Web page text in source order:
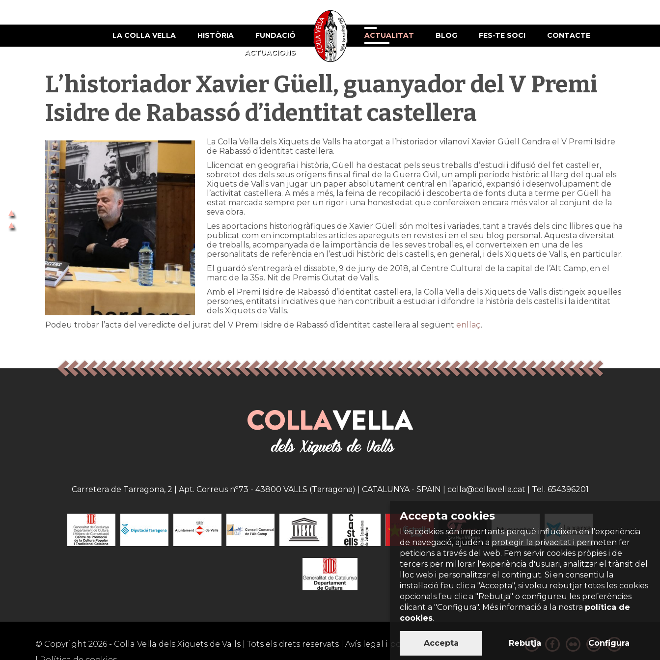
LA COLLA VELLA HISTÒRIA
FUNDACIÓ
ACTUACIONS
ACTUALITAT BLOG FES-TE SOCI CONTACTE
L’historiador Xavier Güell, guanyador del V Premi
Isidre de Rabassó d’identitat castellera
La Colla Vella dels Xiquets de Valls ha atorgat a l’historiador vilanoví Xavier Güell Cendra el V Premi Isidre
de Rabassó d’identitat castellera.
Llicenciat en geografia i història, Güell ha destacat pels seus treballs d’estudi i difusió del fet casteller,
sobretot des dels seus orígens fins al final de la Guerra Civil, un ampli període històric al llarg del qual els
Xiquets de Valls van jugar un paper absolutament central en l’aparició, expansió i desenvolupament de
l’activitat castellera. A més a més, la feina de recopilació i descoberta de fonts duta a terme per Güell ha
estat marcada sempre per un rigor i una honestedat que confereixen encara més valor al conjunt de la
seva obra.
Les aportacions historiogràfiques de Xavier Güell són moltes i variades, tant a través dels cinc llibres que ha
publicat com en incomptables articles apareguts en revistes i en el seu blog personal. Aquesta diversitat
de treballs, acompanyada de la importància de les seves troballes, el converteixen en una de les
personalitats de referència en l’estudi històric dels castells, en general, i dels Xiquets de Valls, en particular.
El guardó s’entregarà el dissabte, 9 de juny de 2018, al Centre Cultural de la capital de l’Alt Camp, en el
marc de la 35a. Nit de Premis Ciutat de Valls.
Amb el Premi Isidre de Rabassó d’identitat castellera, la Colla Vella dels Xiquets de Valls distingeix aquelles
persones, entitats i iniciatives que han contribuït a estudiar i difondre la història dels castells i la identitat
dels Xiquets de Valls.
Podeu trobar l’acta del veredicte del jurat del V Premi Isidre de Rabassó d’identitat castellera al següent enllaç.
Accepta cookies
Les cookies són importants perquè influeixen en l’experiència
de navegació, ajuden a protegir la privacitat i permeten fer
peticions a través del web. Fem servir cookies pròpies i de
tercers per millorar l'experiència d'usuari, analitzar el trànsit del
lloc web i personalitzar el contingut. Si en consentiu la
instal·lació feu clic a "Accepta", si voleu rebutjar totes les cookies
opcionals feu clic a "Rebutja" o configureu les preferències
clicant a "Configura". Més informació a la nostra política de
cookies.
Accepta Rebutja Configura
Carretera de Tarragona, 2 | Apt. Correus nº73 - 43800 VALLS (Tarragona) | CATALUNYA - SPAIN | colla@collavella.cat | Tel. 654396201
© Copyright 2026 - Colla Vella dels Xiquets de Valls | Tots els drets reservats | Avís legal i política de privacitat